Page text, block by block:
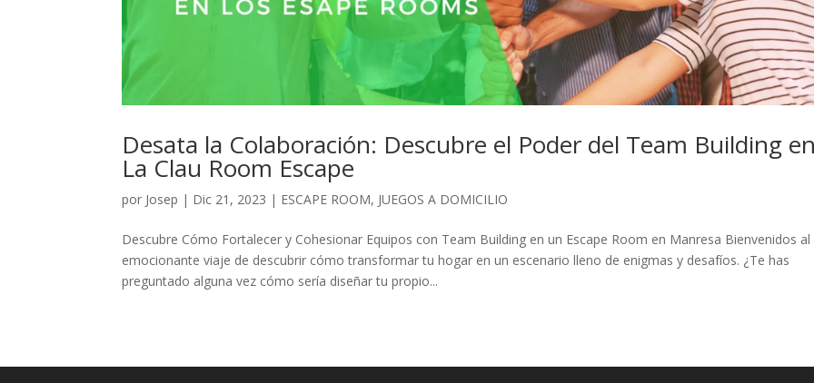
Desata la Colaboración: Descubre el Poder del Team Building
La Clau Room Escape
por Josep | Dic 21, 2023 | ESCAPE ROOM, JUEGOS A DOMICILIO
Descubre Cómo Fortalecer y Cohesionar Equipos con Team Building en un Escape Room en Manresa Bienvenidos al
emocionante viaje de descubrir cómo transformar tu hogar en un escenario lleno de enigmas y desafíos. ¿Te has
preguntado alguna vez cómo sería diseñar tu propio...